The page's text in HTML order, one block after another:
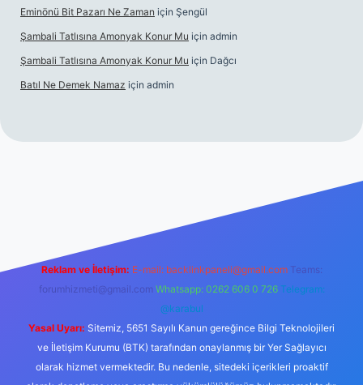
Eminönü Bit Pazarı Ne Zaman için Şengül
Şambali Tatlısına Amonyak Konur Mu için admin
Şambali Tatlısına Amonyak Konur Mu için Dağcı
Batıl Ne Demek Namaz için admin
Reklam ve İletişim: E-mail: backlinkpaneli@gmail.com Teams:
forumhizmeti@gmail.com Whatsapp: 0262 606 0 726 Telegram:
@karabul
Yasal Uyarı: Sitemiz, 5651 Sayılı Kanun gereğince Bilgi Teknolojileri
ve İletişim Kurumu (BTK) tarafından onaylanmış bir Yer Sağlayıcı
olarak hizmet vermektedir. Bu nedenle, sitedeki içerikleri proaktif